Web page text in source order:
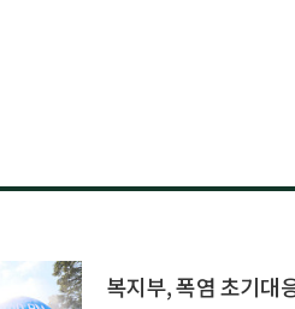
복지부, 폭염 초기대